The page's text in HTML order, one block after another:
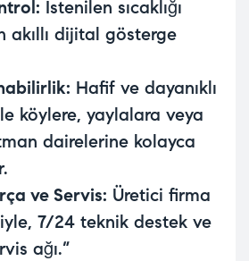
İstenilen sıcaklığı
akıllı dijital gösterge
Hafif ve dayanıklı
köylere, yaylalara veya
dairelerine kolayca
ve Servis: Üretici firma
7/24 teknik destek ve
ağı.”